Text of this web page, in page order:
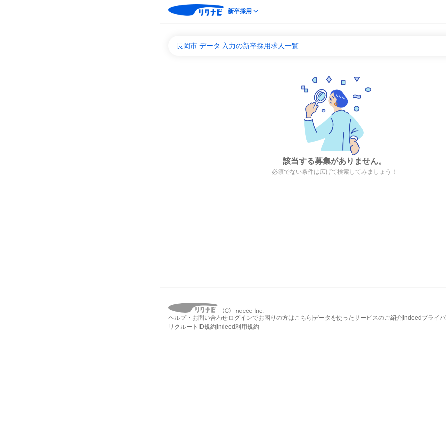
新卒採用
長岡市 データ 入力の新卒採用求人一覧
該当する募集がありません。
必須でない条件は広げて検索してみましょう！
ヘルプ・お問い合わせ ログインでお困りの方はこちら データを使ったサービスのご紹介 Indeedプライ
リクルートID規約 Indeed利用規約